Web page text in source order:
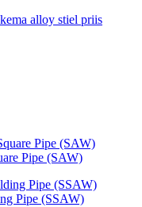
alloy stiel priis
Pipe (SAW)
Pipe (SSAW)